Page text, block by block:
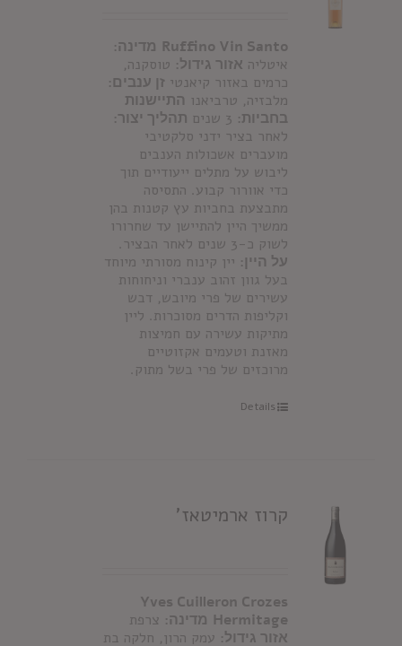
Ruffino Vin Santo מדינה:
איטליה אזור גידול: טוסקנה,
כרמים באזור קיאנטי זן ענבים:
מלבזיה, טרביאנו התיישנות
בחביות:
תהליך יצור:
לאחר בציר ידני סלקטיבי
מועברים אשכולות הענבים
ליבוש על מתלים ייעודיים תוך
כדי אוורור קבוע. התסיסה
מתבצעת בחביות עץ קטנות בהן
ממשיך היין להתיישן עד שחרורו
לשוק כ-3 שנים לאחר הבציר.
על היין: יין קינוח מסורתי מיוחד
בעל גוון זהוב ענברי וניחוחות
עשירים של פרי מיובש, דבש
וקליפות הדרים מסוכרות. ליין
מתיקות עשירה עם חמיצות
מאזנת וטעמים אקזוטיים
מרוכזים של פרי בשל מתוק.
Details
קרוז ארמיטאז'
Yves Cuilleron Crozes
Hermitage מדינה: צרפת
אזור גידול: עמק הרון, חלקה בת